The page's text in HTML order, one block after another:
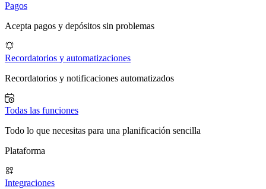
Pagos
Acepta pagos y depósitos sin problemas
Recordatorios y automatizaciones
Recordatorios y notificaciones automatizados
Todas las funciones
Todo lo que necesitas para una planificación sencilla
Plataforma
Integraciones